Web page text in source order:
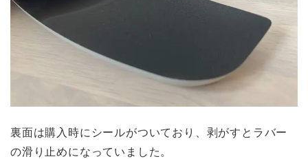
裏面は購入時にシールがついており、剥がすとラバー
の滑り止めになっていました。